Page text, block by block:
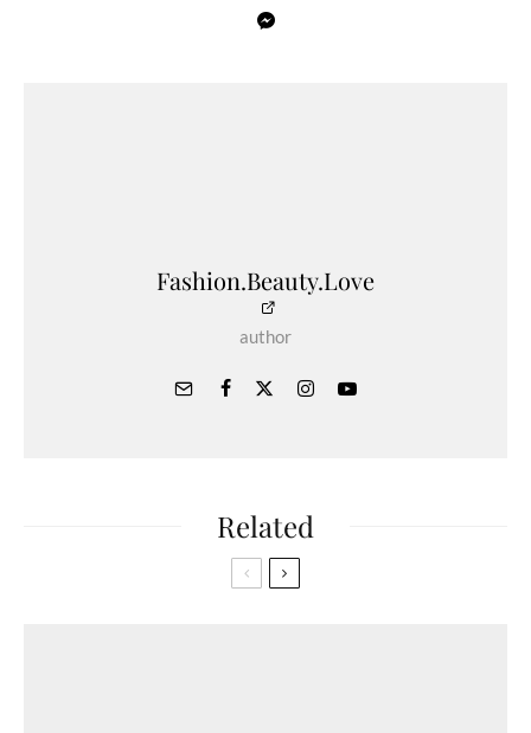
Fashion.Beauty.Love
author
Related